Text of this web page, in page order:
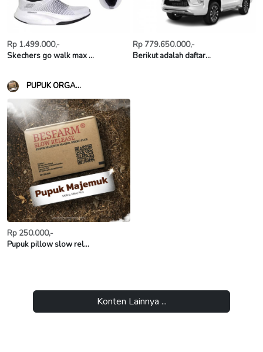
Rp 1.499.000,-
Skechers go walk max ...
Rp 779.650.000,-
Berikut adalah daftar...
PUPUK ORGA...
Rp 250.000,-
Pupuk pillow slow rel...
Konten Lainnya ...